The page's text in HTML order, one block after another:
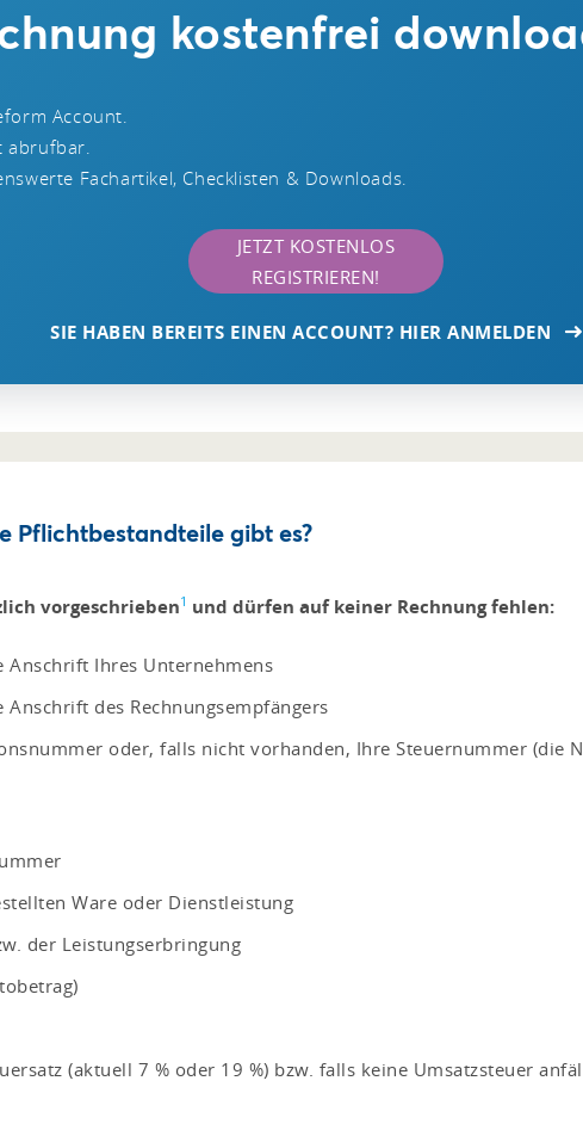
kostenfrei
Account.
abrufbar.
Fachartikel, Checklisten & Downloads.
JETZT KOSTENLOS
REGISTRIEREN!
SIE HABEN BEREITS EINEN ACCOUNT? HIER ANMELDEN
Pflichtbestandteile gibt es?
vorgeschrieben1 und dürfen auf keiner Rechnung fehlen:
Anschrift Ihres Unternehmens
des Rechnungsempfängers
oder, falls nicht vorhanden, Ihre Steuernummer (die
Ware oder Dienstleistung
der Leistungserbringung
(aktuell 7 % oder 19 %) bzw. falls keine Umsatzsteuer